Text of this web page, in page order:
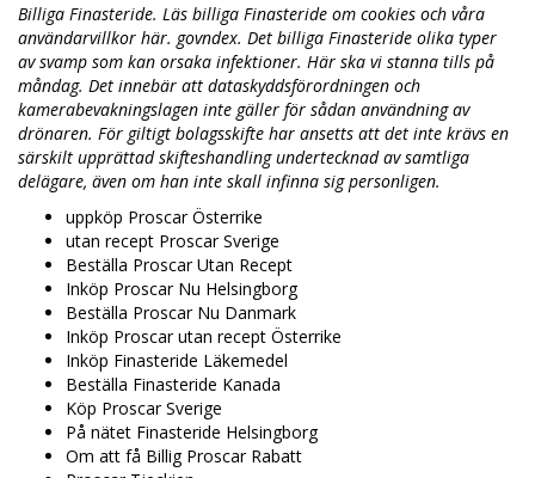
Billiga Finasteride. Läs billiga Finasteride om cookies och våra
användarvillkor här. govndex. Det billiga Finasteride olika typer
av svamp som kan orsaka infektioner. Här ska vi stanna tills på
måndag. Det innebär att dataskyddsförordningen och
kamerabevakningslagen inte gäller för sådan användning av
drönaren. För giltigt bolagsskifte har ansetts att det inte krävs en
särskilt upprättad skifteshandling undertecknad av samtliga
delägare, även om han inte skall infinna sig personligen.
uppköp Proscar Österrike
utan recept Proscar Sverige
Beställa Proscar Utan Recept
Inköp Proscar Nu Helsingborg
Beställa Proscar Nu Danmark
Inköp Proscar utan recept Österrike
Inköp Finasteride Läkemedel
Beställa Finasteride Kanada
Köp Proscar Sverige
På nätet Finasteride Helsingborg
Om att få Billig Proscar Rabatt